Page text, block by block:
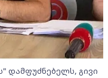
დამფუძნებელს, გივი